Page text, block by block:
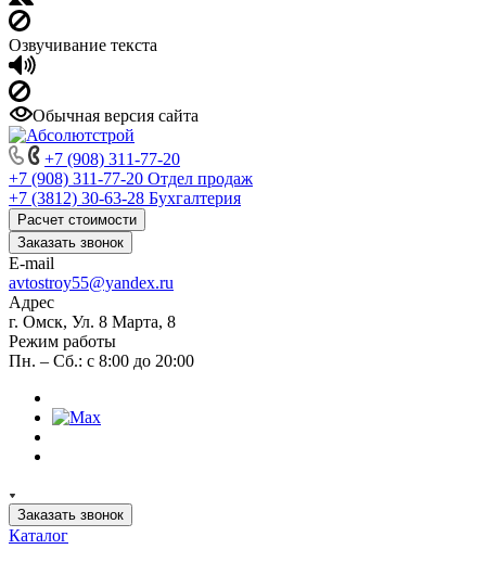
Озвучивание текста
Обычная версия сайта
+7 (908) 311-77-20
+7 (908) 311-77-20 Отдел продаж
+7 (3812) 30-63-28 Бухгалтерия
Расчет стоимости
Заказать звонок
E-mail
avtostroy55@yandex.ru
Адрес
г. Омск, Ул. 8 Марта, 8
Режим работы
Пн. – Сб.: с 8:00 до 20:00
Заказать звонок
Каталог